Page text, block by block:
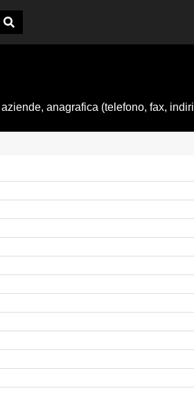
anagrafica (telefono, fax,